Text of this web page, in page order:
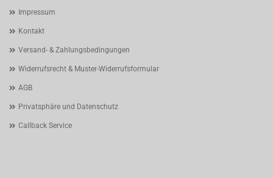
Impressum
Kontakt
Versand- & Zahlungsbedingungen
Widerrufsrecht & Muster-Widerrufsformular
AGB
Privatsphäre und Datenschutz
Callback Service